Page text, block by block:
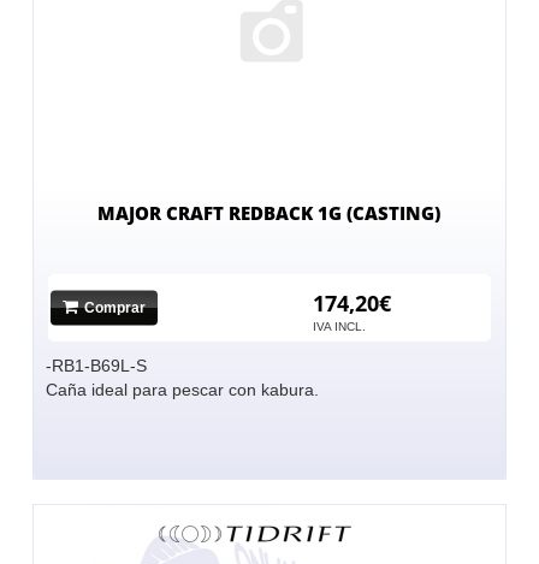
MAJOR CRAFT REDBACK 1G (CASTING)
Comprar 174,20€
IVA INCL.
-RB1-B69L-S
Caña ideal para pescar con kabura.